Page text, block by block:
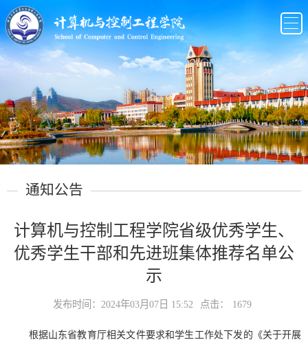
通知公告
计算机与控制工程学院省级优秀学生、
优秀学生干部和先进班集体推荐名单公
示
发布时间：2024年03月07日 15:52 点击： 1679
根据山东省教育厅相关文件要求和学生工作处下发的《关于开展